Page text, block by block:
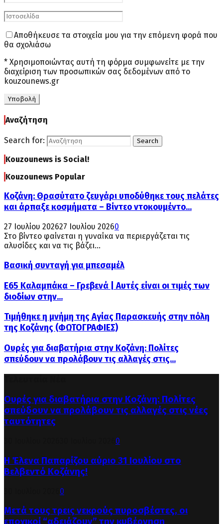
Αποθήκευσε τα στοιχεία μου για την επόμενη φορά που
θα σχολιάσω
* Χρησιμοποιώντας αυτή τη φόρμα συμφωνείτε με την
διαχείριση των προσωπικών σας δεδομένων από το
kouzounews.gr
Αναζήτηση
Search for: Search
Kouzounews is Social!
Kouzounews Popular
Κοζάνη: Θρασύτατο ζευγάρι υποδύθηκε τους πελάτες
και άρπαξε κοσμήματα – Βίντεο ντοκουμέντο...
27 Ιουλίου 202627 Ιουλίου 20260
Στο βίντεο φαίνεται η γυναίκα να περιεργάζεται τις
αλυσίδες και να τις βάζει...
Βασική συνταγή για μπεσαμέλ
Ε65 Καλαμπάκα – Γρεβενά | Αυτές είναι οι τιμές των
διοδίων στην...
Τιμήθηκε η μνήμη της Αγίας Παρασκευής στην πόλη
της Κοζάνης (ΦΩΤΟΓΡΑΦΙΕΣ)
Ουρές για διαβατήρια στην Κοζάνη: Πολίτες
σπεύδουν να προλάβουν τις αλλαγές στις...
Ουρές για διαβατήρια στην Κοζάνη: Πολίτες
σπεύδουν να προλάβουν τις αλλαγές στις νέες
ταυτότητες
0
Η Έλενα Παπαρίζου αύριο 31 Ιουλίου στο
Βελβεντό Κοζάνης!
0
Μετά τους τρεις νεκρούς πυροσβέστες, οι
εποχικοί “αδειάζουν” την κυβέρνηση